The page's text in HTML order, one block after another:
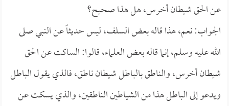
عن الحق شيطان أخرس، هل هذا صحيح؟
الجواب: نعم، هذا قاله بعض السلف، ليس حديثاً عن النبي صلى
الله عليه وسلم، إنما قاله بعض العلماء، قالوا: الساكت عن الحق
شيطان أخرس، والناطق بالباطل شيطان ناطق، فالذي يقول الباطل
ويدعو إلى الباطل هذا من الشياطين الناطقين، والذي يسكت عن